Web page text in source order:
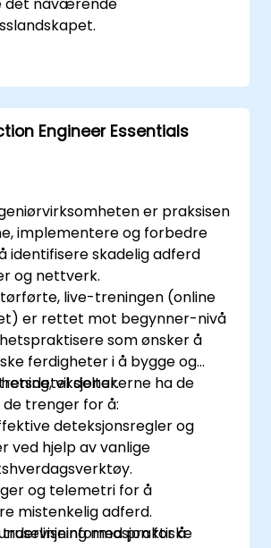
trusselanalyse.
automatisere
Engineer Essentials
er praksisen
implementere og forbedre
identifisere skadelig adferd
og nettverk.
live-treningen (online
er rettet mot begynner-nivå
som ønsker å
ferdigheter i å bygge og
vil deltakerne ha de
trenger for å:
deteksjonsregler og
ved hjelp av vanlige
og telemetri for å
mistenkelig adferd.
for å
med praktiske